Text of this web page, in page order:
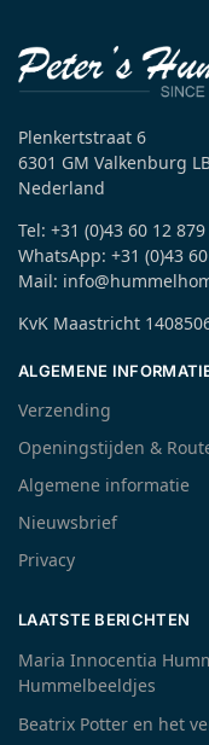
Plenkertstraat 6
6301 GM Valkenburg
Nederland
Tel: +31 (0)43 60 12 879
WhatsApp: +31 (0)43
Mail:
KvK Maastricht
ALGEMENE
Verzending
Openingstijden &
Algemene informatie
Nieuwsbrief
Privacy
LAATSTE BERICHTEN
Maria Innocentia
Hummelbeeldjes
Beatrix Potter en het